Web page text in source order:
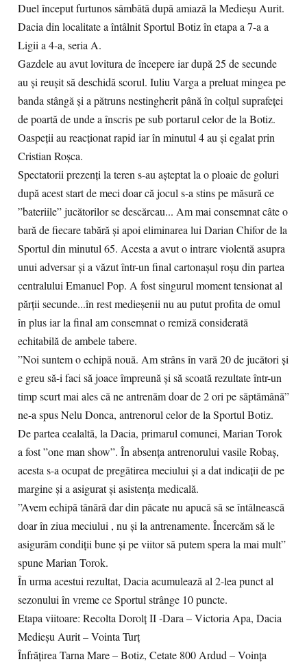
Duel început furtunos sâmbătă după amiază la Medieșu Aurit.
Dacia din localitate a întâlnit Sportul Botiz în etapa a 7-a a
Ligii a 4-a, seria A.
Gazdele au avut lovitura de începere iar după 25 de secunde
au și reușit să deschidă scorul. Iuliu Varga a preluat mingea pe
banda stângă și a pătruns nestingherit până în colțul suprafeței
de poartă de unde a înscris pe sub portarul celor de la Botiz.
Oaspeții au reacționat rapid iar în minutul 4 au și egalat prin
Cristian Roșca.
Spectatorii prezenți la teren s-au așteptat la o ploaie de goluri
după acest start de meci doar că jocul s-a stins pe măsură ce
”bateriile” jucătorilor se descărcau... Am mai consemnat câte o
bară de fiecare tabără și apoi eliminarea lui Darian Chifor de la
Sportul din minutul 65. Acesta a avut o intrare violentă asupra
unui adversar și a văzut într-un final cartonașul roșu din partea
centralului Emanuel Pop. A fost singurul moment tensionat al
părții secunde...în rest medieșenii nu au putut profita de omul
în plus iar la final am consemnat o remiză considerată
echitabilă de ambele tabere.
”Noi suntem o echipă nouă. Am strâns în vară 20 de jucători și
e greu să-i faci să joace împreună și să scoată rezultate într-un
timp scurt mai ales că ne antrenăm doar de 2 ori pe săptămână”
ne-a spus Nelu Donca, antrenorul celor de la Sportul Botiz.
De partea cealaltă, la Dacia, primarul comunei, Marian Torok
a fost ”one man show”. În absența antrenorului vasile Robaș,
acesta s-a ocupat de pregătirea meciului și a dat indicații de pe
margine și a asigurat și asistența medicală.
”Avem echipă tânără dar din păcate nu apucă să se întâlnească
doar în ziua meciului , nu și la antrenamente. Încercăm să le
asigurăm condiții bune și pe viitor să putem spera la mai mult”
spune Marian Torok.
În urma acestui rezultat, Dacia acumulează al 2-lea punct al
sezonului în vreme ce Sportul strânge 10 puncte.
Etapa viitoare: Recolta Dorolț II -Dara – Victoria Apa, Dacia
Medieşu Aurit – Vointa Turț
Înfrăţirea Tarna Mare – Botiz, Cetate 800 Ardud – Voinţa